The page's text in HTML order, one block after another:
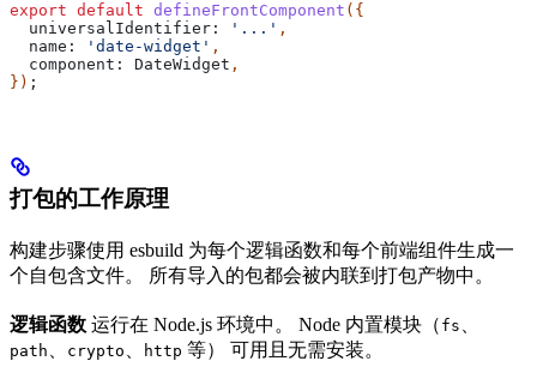
export default defineFrontComponent ({
  universalIdentifier:
'...' ,
  name:
'date-widget' ,
  component:
DateWidget ,
}) ;
打包的工作原理
构建步骤使用 esbuild 为每个逻辑函数和每个前端组件生成一
个自包含文件。 所有导入的包都会被内联到打包产物中。
逻辑函数 运行在 Node.js 环境中。 Node 内置模块（ fs
path crypto http 等） 可用且无需安装。